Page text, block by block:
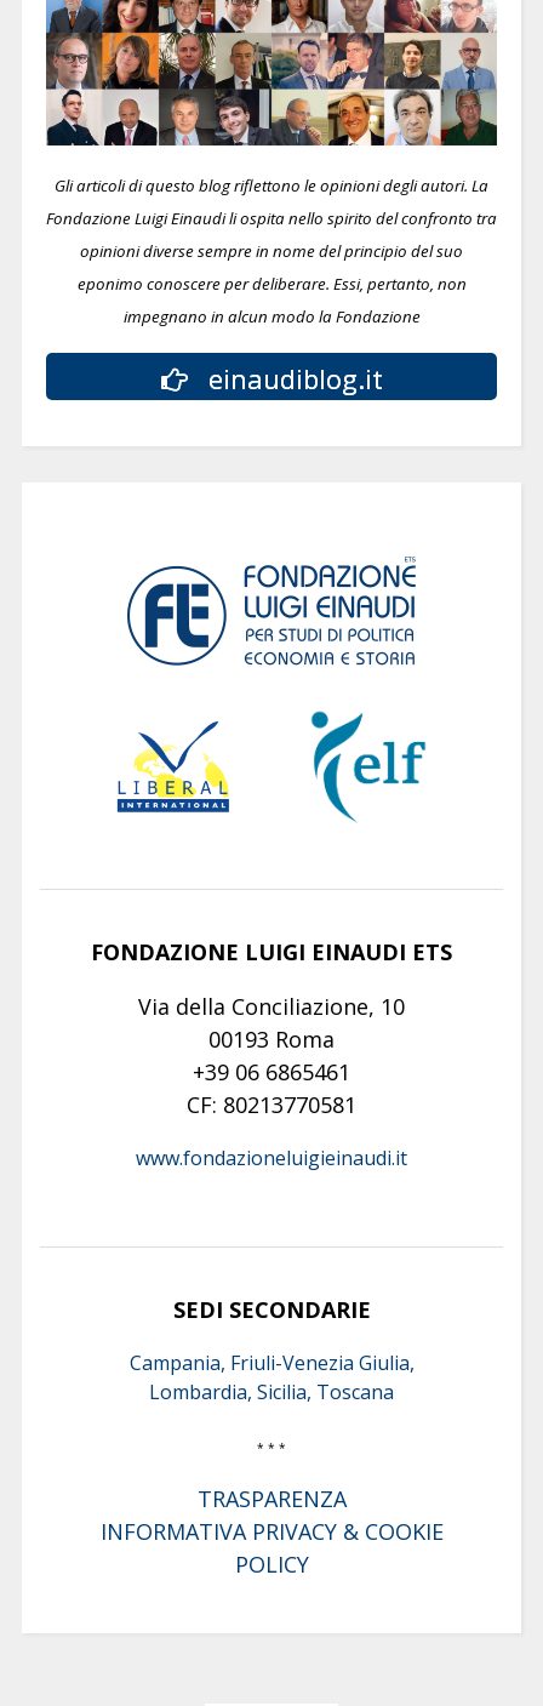
Gli articoli di questo blog riflettono le opinioni degli autori. La
Fondazione Luigi Einaudi li ospita nello spirito del confronto tra
opinioni diverse sempre in nome del principio del suo
eponimo conoscere per deliberare. Essi, pertanto, non
impegnano in alcun modo la Fondazione
einaudiblog.it
FONDAZIONE LUIGI EINAUDI ETS
Via della Conciliazione, 10
00193 Roma
+39 06 6865461
CF: 80213770581
www.fondazioneluigieinaudi.it
SEDI SECONDARIE
Campania, Friuli-Venezia Giulia,
Lombardia, Sicilia, Toscana
* * *
TRASPARENZA
INFORMATIVA PRIVACY & COOKIE
POLICY